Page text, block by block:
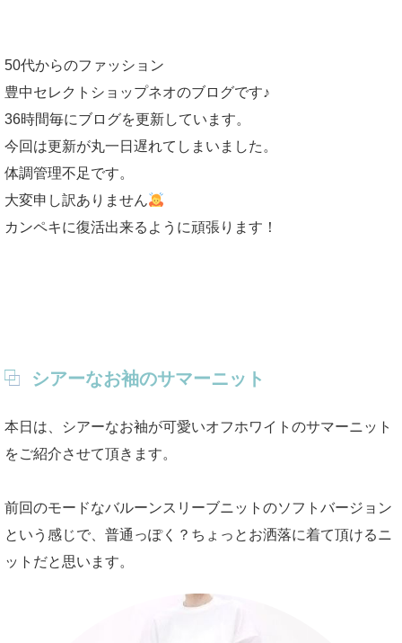
50代からのファッション
豊中セレクトショップネオのブログです♪
36時間毎にブログを更新しています。
今回は更新が丸一日遅れてしまいました。
体調管理不足です。
大変申し訳ありません
カンペキに復活出来るように頑張ります！
シアーなお袖のサマーニット
本日は、シアーなお袖が可愛いオフホワイトのサマーニット
をご紹介させて頂きます。
前回のモードなバルーンスリーブニットのソフトバージョン
という感じで、普通っぽく？ちょっとお洒落に着て頂けるニ
ットだと思います。